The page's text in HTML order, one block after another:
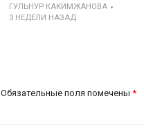
ГУЛЬНУР КАКИМЖАНОВА
3 НЕДЕЛИ НАЗАД
Обязательные поля помечены *